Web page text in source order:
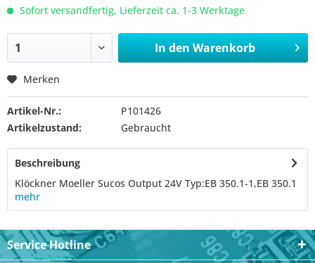
Sofort versandfertig, Lieferzeit ca. 1-3 Werktage
In den Warenkorb
Merken
Artikel-Nr.:
P101426
Artikelzustand:
Gebraucht
Beschreibung
Klöckner Moeller Sucos Output 24V Typ:EB 350.1-1,EB 350.1
mehr
Service Hotline